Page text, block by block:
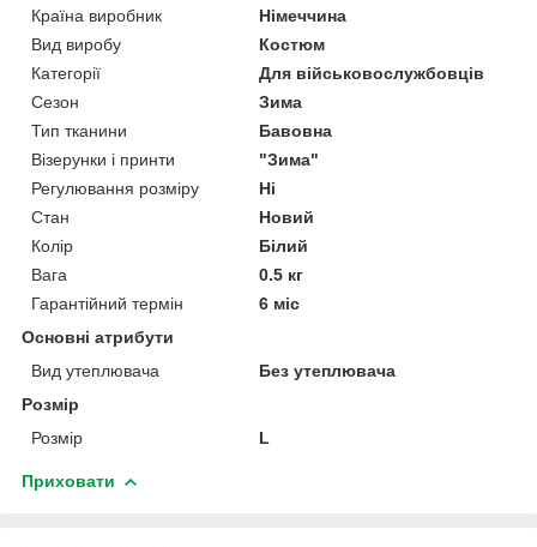
Країна виробник
Німеччина
Вид виробу
Костюм
Категорії
Для військовослужбовців
Сезон
Зима
Тип тканини
Бавовна
Візерунки і принти
"Зима"
Регулювання розміру
Ні
Стан
Новий
Колір
Білий
Вага
0.5 кг
Гарантійний термін
6 міс
Основні атрибути
Вид утеплювача
Без утеплювача
Розмір
Розмір
L
Приховати